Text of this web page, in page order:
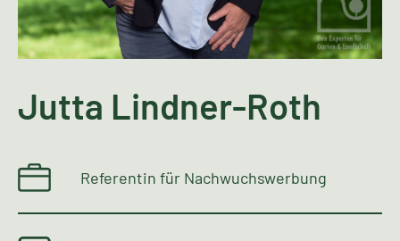
Jutta Lindner-Roth
Referentin für Nachwuchswerbung